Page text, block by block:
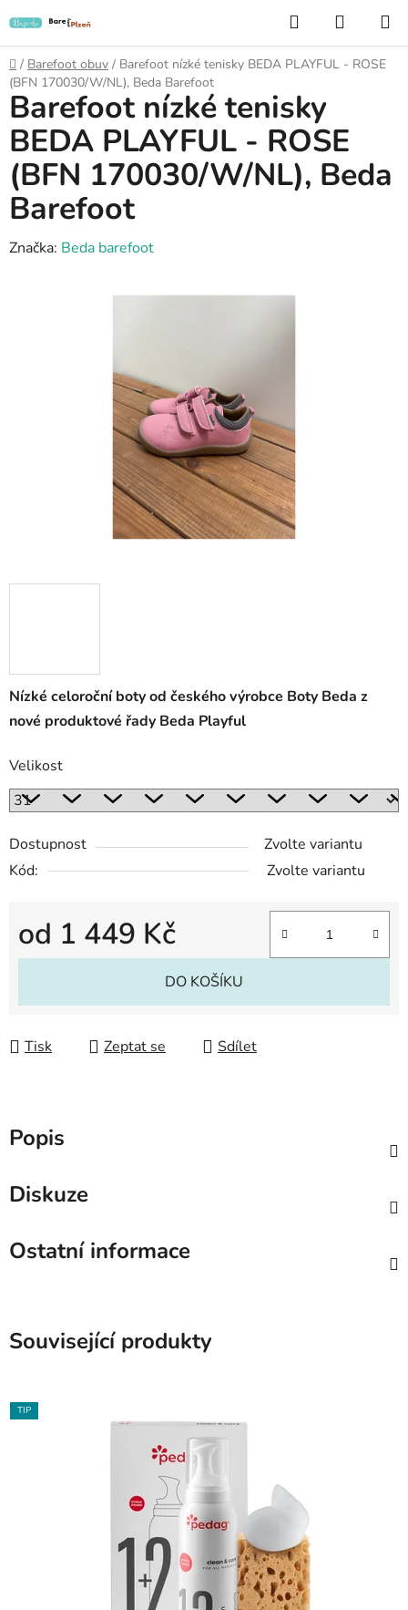
na
obsah
Hledat
KOŠÍK
Domů
/ Barefoot obuv / Barefoot nízké tenisky BEDA PLAYFUL - ROSE
(BFN 170030/W/NL), Beda Barefoot
Nízké celoroční boty od českého výrobce Boty Beda z
nové produktové řady Beda Playful
Velikost
Dostupnost
Zvolte variantu
Kód:
Zvolte variantu
od 1 449 Kč
Měrná cena:
DO KOŠÍKU
Tisk Zeptat se Sdílet
Barefoot nízké tenisky
BEDA PLAYFUL - ROSE
(BFN 170030/W/NL), Beda
Barefoot
Značka: Beda barefoot
Popis
Diskuze
Ostatní informace
Související produkty
TIP